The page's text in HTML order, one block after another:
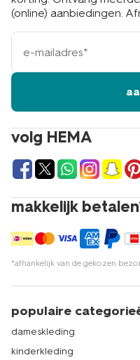
volg HEMA
makkelijk
*afhankelijk van de gekozen
(online) aanbiedingen.
e-
mailadres
populaire
dameskleding
kinderkleding